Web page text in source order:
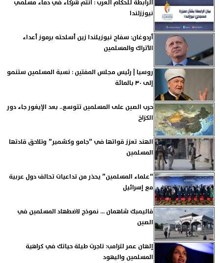
الرابطة للحكام العرب : أنتم شركاء في دماء مسلمي
نيوززلندا
أردوغان: سفاح نيوزيلندا زين أسلحته برموز أعداء
الأتراك والمسلمين
روسيا | رئيس مجلس المفتين : نسبة المسلمين ستنمو
إلى ٣٠ بالمائة
حرب الصين على المسلمين تتوسع.. بعد الإيغور جاء دور
الكزاخ
الهند تعزز قواتها في ”جامو وكشمير” وتلاحق قادتها
المسلمين
“علماء المسلمين” يحذر من تداعيات تحالف دول عربية
مع إسرائيل
قاليمبك شاهمان ... نموذج لاضطهاد المسلمين في
الصين
إلهان عمر لترامب: تاجرت طيلة حياتك في كراهية
المسلمين واليهود